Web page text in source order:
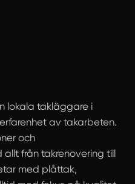
lokala takläggare i
av takarbeten.
och
från takrenovering till
med plåttak,